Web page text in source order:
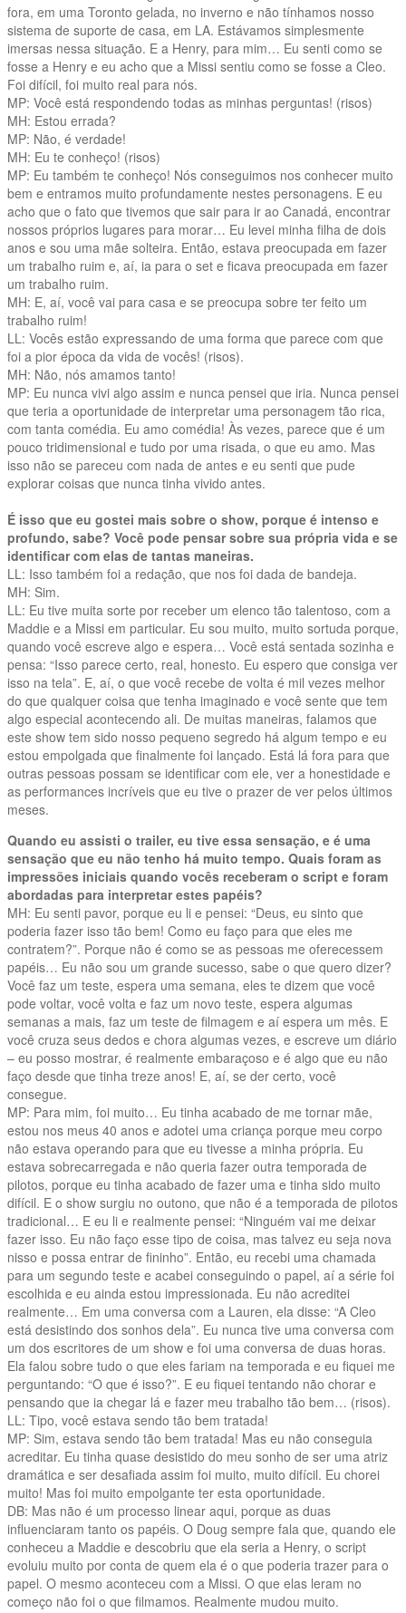
fora, em uma Toronto gelada, no inverno e não tínhamos nosso
sistema de suporte de casa, em LA. Estávamos simplesmente
imersas nessa situação. E a Henry, para mim… Eu senti como se
fosse a Henry e eu acho que a Missi sentiu como se fosse a Cleo.
Foi difícil, foi muito real para nós.
MP: Você está respondendo todas as minhas perguntas! (risos)
MH: Estou errada?
MP: Não, é verdade!
MH: Eu te conheço! (risos)
MP: Eu também te conheço! Nós conseguimos nos conhecer muito
bem e entramos muito profundamente nestes personagens. E eu
acho que o fato que tivemos que sair para ir ao Canadá, encontrar
nossos próprios lugares para morar… Eu levei minha filha de dois
anos e sou uma mãe solteira. Então, estava preocupada em fazer
um trabalho ruim e, aí, ia para o set e ficava preocupada em fazer
um trabalho ruim.
MH: E, aí, você vai para casa e se preocupa sobre ter feito um
trabalho ruim!
LL: Vocês estão expressando de uma forma que parece com que
foi a pior época da vida de vocês! (risos).
MH: Não, nós amamos tanto!
MP: Eu nunca vivi algo assim e nunca pensei que iria. Nunca pensei
que teria a oportunidade de interpretar uma personagem tão rica,
com tanta comédia. Eu amo comédia! Às vezes, parece que é um
pouco tridimensional e tudo por uma risada, o que eu amo. Mas
isso não se pareceu com nada de antes e eu senti que pude
explorar coisas que nunca tinha vivido antes.
É isso que eu gostei mais sobre o show, porque é intenso e
profundo, sabe? Você pode pensar sobre sua própria vida e se
identificar com elas de tantas maneiras.
LL: Isso também foi a redação, que nos foi dada de bandeja.
MH: Sim.
LL: Eu tive muita sorte por receber um elenco tão talentoso, com a
Maddie e a Missi em particular. Eu sou muito, muito sortuda porque,
quando você escreve algo e espera… Você está sentada sozinha e
pensa: “Isso parece certo, real, honesto. Eu espero que consiga ver
isso na tela”. E, aí, o que você recebe de volta é mil vezes melhor
do que qualquer coisa que tenha imaginado e você sente que tem
algo especial acontecendo ali. De muitas maneiras, falamos que
este show tem sido nosso pequeno segredo há algum tempo e eu
estou empolgada que finalmente foi lançado. Está lá fora para que
outras pessoas possam se identificar com ele, ver a honestidade e
as performances incríveis que eu tive o prazer de ver pelos últimos
meses.
Quando eu assisti o trailer, eu tive essa sensação, e é uma
sensação que eu não tenho há muito tempo. Quais foram as
impressões iniciais quando vocês receberam o script e foram
abordadas para interpretar estes papéis?
MH: Eu senti pavor, porque eu li e pensei: “Deus, eu sinto que
poderia fazer isso tão bem! Como eu faço para que eles me
contratem?”. Porque não é como se as pessoas me oferecessem
papéis… Eu não sou um grande sucesso, sabe o que quero dizer?
Você faz um teste, espera uma semana, eles te dizem que você
pode voltar, você volta e faz um novo teste, espera algumas
semanas a mais, faz um teste de filmagem e aí espera um mês. E
você cruza seus dedos e chora algumas vezes, e escreve um diário
– eu posso mostrar, é realmente embaraçoso e é algo que eu não
faço desde que tinha treze anos! E, aí, se der certo, você
consegue.
MP: Para mim, foi muito… Eu tinha acabado de me tornar mãe,
estou nos meus 40 anos e adotei uma criança porque meu corpo
não estava operando para que eu tivesse a minha própria. Eu
estava sobrecarregada e não queria fazer outra temporada de
pilotos, porque eu tinha acabado de fazer uma e tinha sido muito
difícil. E o show surgiu no outono, que não é a temporada de pilotos
tradicional… E eu li e realmente pensei: “Ninguém vai me deixar
fazer isso. Eu não faço esse tipo de coisa, mas talvez eu seja nova
nisso e possa entrar de fininho”. Então, eu recebi uma chamada
para um segundo teste e acabei conseguindo o papel, aí a série foi
escolhida e eu ainda estou impressionada. Eu não acreditei
realmente… Em uma conversa com a Lauren, ela disse: “A Cleo
está desistindo dos sonhos dela”. Eu nunca tive uma conversa com
um dos escritores de um show e foi uma conversa de duas horas.
Ela falou sobre tudo o que eles fariam na temporada e eu fiquei me
perguntando: “O que é isso?”. E eu fiquei tentando não chorar e
pensando que ia chegar lá e fazer meu trabalho tão bem… (risos).
LL: Tipo, você estava sendo tão bem tratada!
MP: Sim, estava sendo tão bem tratada! Mas eu não conseguia
acreditar. Eu tinha quase desistido do meu sonho de ser uma atriz
dramática e ser desafiada assim foi muito, muito difícil. Eu chorei
muito! Mas foi muito empolgante ter esta oportunidade.
DB: Mas não é um processo linear aqui, porque as duas
influenciaram tanto os papéis. O Doug sempre fala que, quando ele
conheceu a Maddie e descobriu que ela seria a Henry, o script
evoluiu muito por conta de quem ela é o que poderia trazer para o
papel. O mesmo aconteceu com a Missi. O que elas leram no
começo não foi o que filmamos. Realmente mudou muito.